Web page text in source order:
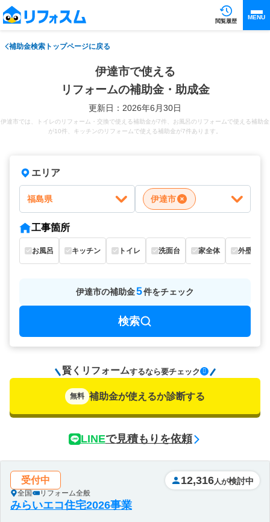
閲覧履歴
MENU
補助金検索トップページに戻る
伊達市で使える
リフォームの補助金・助成金
更新日：2026年6月30日
伊達市では、トイレのリフォーム・交換で使える補助金が7件、お風呂のリフォームで使える補助金
が10件、キッチンのリフォームで使える補助金が7件あります。
エリア
福島県 伊達市
工事箇所
お風呂 キッチン トイレ 洗面台 家全体 外壁
伊達市の補助金5件をチェック
検索
賢くリフォームするなら要チェック
無料 補助金が使えるか診断する
LINEで見積もりを依頼
受付中
全国 リフォーム全般
12,316 人が検討中
みらいエコ住宅2026事業